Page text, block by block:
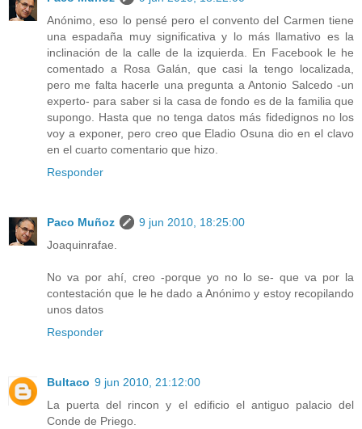
Anónimo, eso lo pensé pero el convento del Carmen tiene
una espadaña muy significativa y lo más llamativo es la
inclinación de la calle de la izquierda. En Facebook le he
comentado a Rosa Galán, que casi la tengo localizada,
pero me falta hacerle una pregunta a Antonio Salcedo -un
experto- para saber si la casa de fondo es de la familia que
supongo. Hasta que no tenga datos más fidedignos no los
voy a exponer, pero creo que Eladio Osuna dio en el clavo
en el cuarto comentario que hizo.
Responder
Paco Muñoz
9 jun 2010, 18:25:00
Joaquinrafae.
No va por ahí, creo -porque yo no lo se- que va por la
contestación que le he dado a Anónimo y estoy recopilando
unos datos
Responder
Bultaco 9 jun 2010, 21:12:00
La puerta del rincon y el edificio el antiguo palacio del
Conde de Priego.